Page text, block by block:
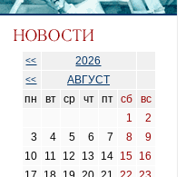
<< 2026
<<
АВГУСТ
пн
вт ср чт пт сб
вс
1
2
3
4 5 6 7 8
9
10
11 12 13 14 15 16